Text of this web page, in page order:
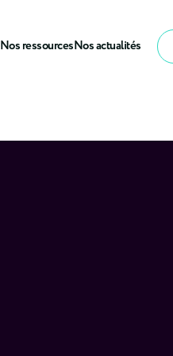
Nos ressourcesNos actualités